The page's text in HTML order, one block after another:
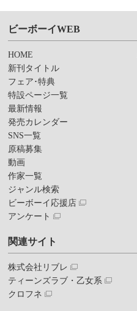
ビーボーイWEB
HOME
新刊タイトル
フェア･特典
特設ページ一覧
最新情報
発売カレンダー
SNS一覧
原稿募集
動画
作家一覧
ジャンル検索
ビーボーイ応援店
アンケート
関連サイト
株式会社リブレ
ティーンズラブ・乙女系
クロフネ